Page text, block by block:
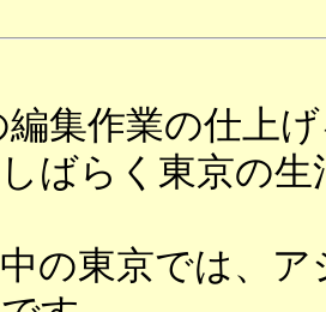
集作業の仕上
ばらく東京の生
の東京では、ア